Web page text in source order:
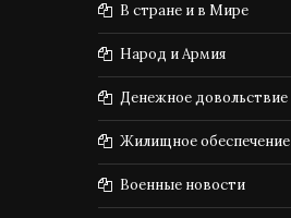
В стране и в Мире
Народ и Армия
Денежное довольствие
Жилищное обеспечение
Военные новости